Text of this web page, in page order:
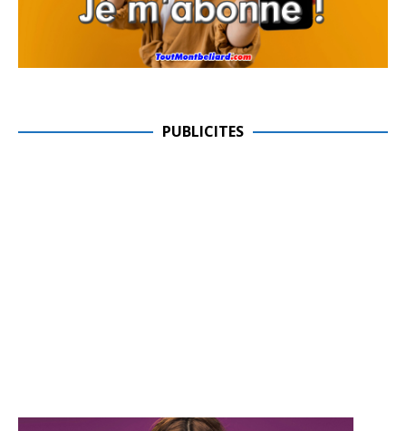
PUBLICITES